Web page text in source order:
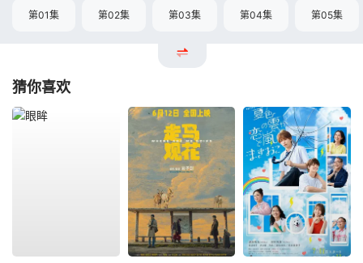
第01集 第02集 第03集 第04集 第05集
猜你喜欢